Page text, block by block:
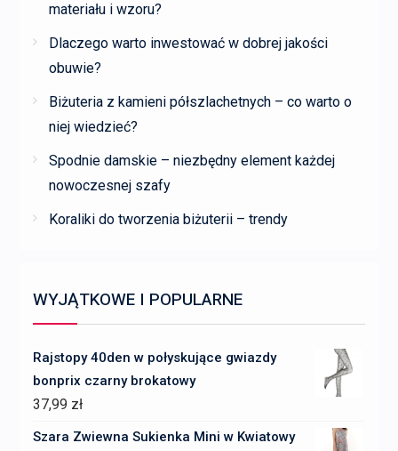
materiału i wzoru?
Dlaczego warto inwestować w dobrej jakości
obuwie?
Biżuteria z kamieni półszlachetnych – co warto o
niej wiedzieć?
Spodnie damskie – niezbędny element każdej
nowoczesnej szafy
Koraliki do tworzenia biżuterii – trendy
WYJĄTKOWE I POPULARNE
Rajstopy 40den w połyskujące gwiazdy
bonprix czarny brokatowy
37,99 zł
Szara Zwiewna Sukienka Mini w Kwiatowy